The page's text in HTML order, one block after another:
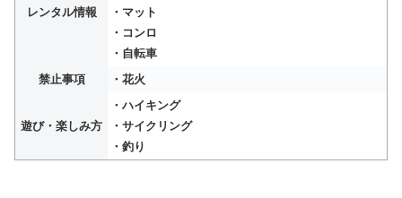
レンタル情報
・マット
・コンロ
・自転車
禁止事項
・花火
遊び・楽しみ方
・ハイキング
・サイクリング
・釣り